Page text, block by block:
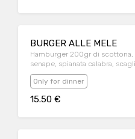
BURGER ALLE MELE
Hamburger 200gr di scottona,
senape, spianata calabra,
patate fritte
Only for dinner
15.50 €